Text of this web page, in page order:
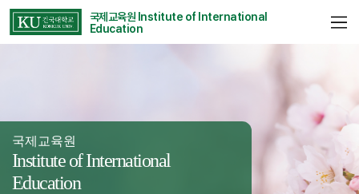
국제교육원 Institute of International
Education
국제교육원
Institute of International
Education